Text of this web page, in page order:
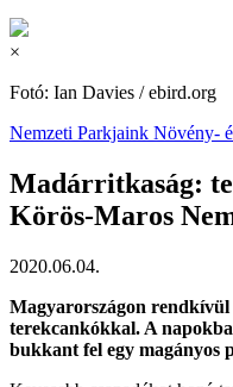
×
Fotó: Ian Davies / ebird.org
Nemzeti Parkjaink Növény-
Madárritkaság:
Körös-Maros
2020.06.04.
Magyarországon
terekcankókkal. A
bukkant fel egy magányos